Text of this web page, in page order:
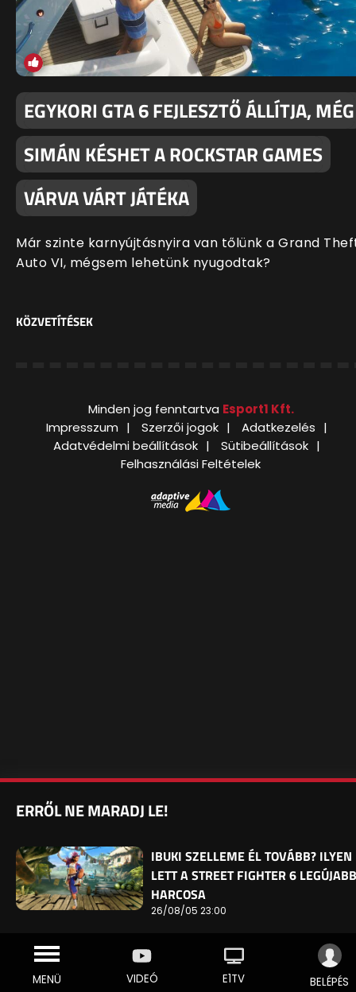
EGYKORI GTA 6 FEJLESZTŐ ÁLLÍTJA, MÉG
SIMÁN KÉSHET A ROCKSTAR GAMES
VÁRVA VÁRT JÁTÉKA
Már szinte karnyújtásnyira van tőlünk a Grand
Auto VI, mégsem lehetünk nyugodtak?
KÖZVETÍTÉSEK
Minden jog fenntartva Esport1 Kft.
Impresszum
Szerzői jogok
Adatkezelés
Adatvédelmi beállítások
Sütibeállítások
Felhasználási Feltételek
MENÜ VIDEÓ E1TV BELÉPÉS
ERRŐL NE MARADJ LE!
IBUKI SZELLEME ÉL TOVÁBB? ILYEN
LETT A STREET FIGHTER 6 LEGÚJABB
HARCOSA
26/08/05 23:00